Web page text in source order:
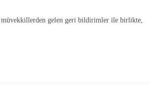
müvekkillerden gelen geri bildirimler ile birlikte,